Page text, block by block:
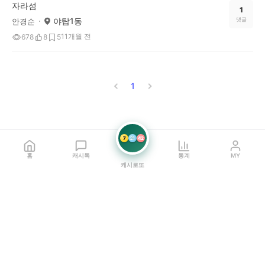
자라섬
안경순 야탑1동
678 8 511개월 전
1
댓글
1
홈 캐시톡
7 21 42
캐시로또
통계 MY